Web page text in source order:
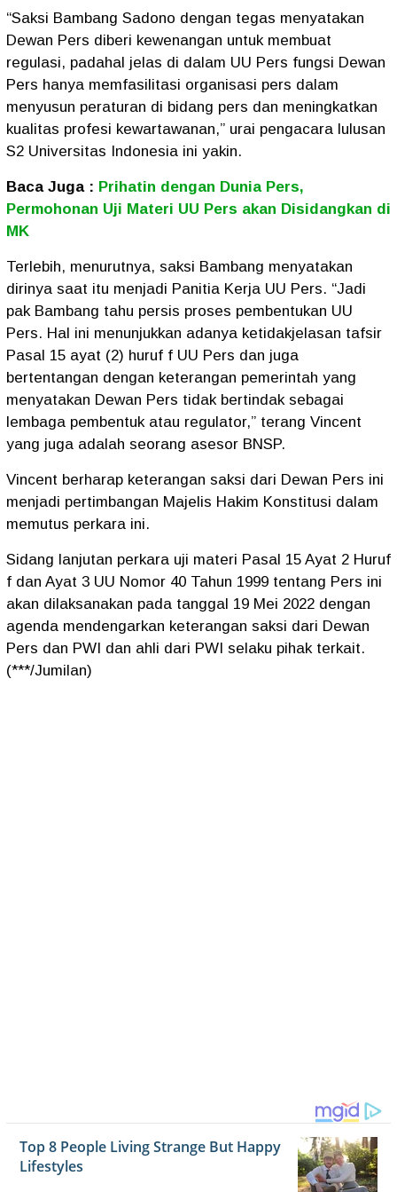
“Saksi Bambang Sadono dengan tegas menyatakan
Dewan Pers diberi kewenangan untuk membuat
regulasi, padahal jelas di dalam UU Pers fungsi Dewan
Pers hanya memfasilitasi organisasi pers dalam
menyusun peraturan di bidang pers dan meningkatkan
kualitas profesi kewartawanan,” urai pengacara lulusan
S2 Universitas Indonesia ini yakin.
Baca Juga : Prihatin dengan Dunia Pers,
Permohonan Uji Materi UU Pers akan Disidangkan di
MK
Terlebih, menurutnya, saksi Bambang menyatakan
dirinya saat itu menjadi Panitia Kerja UU Pers. “Jadi
pak Bambang tahu persis proses pembentukan UU
Pers. Hal ini menunjukkan adanya ketidakjelasan tafsir
Pasal 15 ayat (2) huruf f UU Pers dan juga
bertentangan dengan keterangan pemerintah yang
menyatakan Dewan Pers tidak bertindak sebagai
lembaga pembentuk atau regulator,” terang Vincent
yang juga adalah seorang asesor BNSP.
Vincent berharap keterangan saksi dari Dewan Pers ini
menjadi pertimbangan Majelis Hakim Konstitusi dalam
memutus perkara ini.
Sidang lanjutan perkara uji materi Pasal 15 Ayat 2 Huruf
f dan Ayat 3 UU Nomor 40 Tahun 1999 tentang Pers ini
akan dilaksanakan pada tanggal 19 Mei 2022 dengan
agenda mendengarkan keterangan saksi dari Dewan
Pers dan PWI dan ahli dari PWI selaku pihak terkait.
(***/Jumilan)